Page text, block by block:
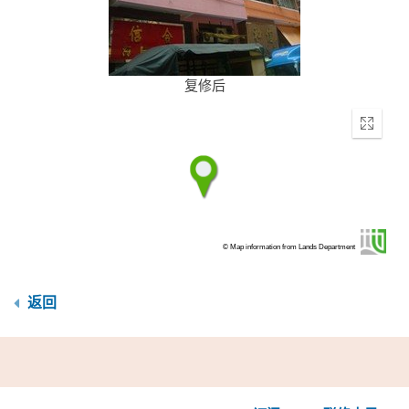
复修后
Enter
© Map information from Lands Department
返回